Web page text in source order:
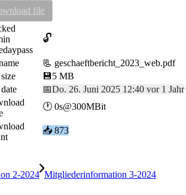
file
🔓
📃 geschaeftbericht_2023_web.pdf
💾5 MB
📅Do. 26. Juni 2025 12:40 vor 1 Jahr
🕐 0s@300MBit
📥 873
2-2024 Mitgliederinformation 3-2024